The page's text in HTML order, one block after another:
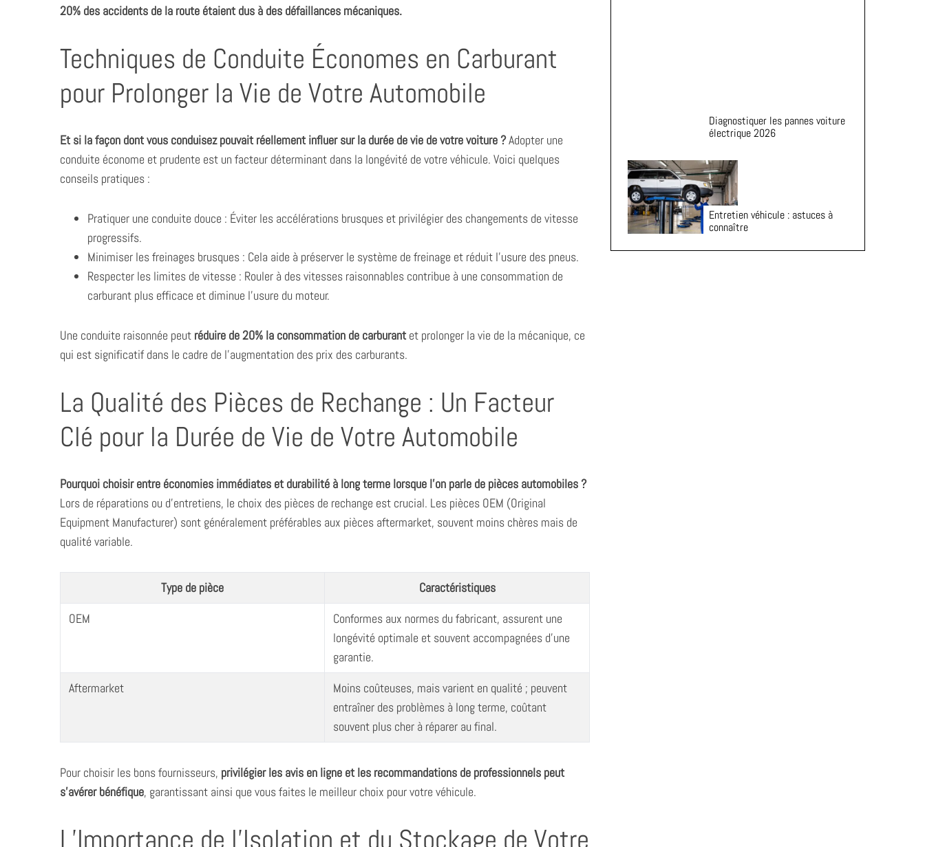
20% des accidents de la route étaient dus à des défaillances mécaniques.
Techniques de Conduite Économes en Carburant
pour Prolonger la Vie de Votre Automobile
Et si la façon dont vous conduisez pouvait réellement influer sur la durée de vie de votre voiture ?Adopter une
conduite économe et prudente est un facteur déterminant dans la longévité de votre véhicule. Voici quelques
conseils pratiques :
Pratiquer une conduite douce : Éviter les accélérations brusques et privilégier des changements de vitesse
progressifs.
Minimiser les freinages brusques : Cela aide à préserver le système de freinage et réduit l’usure des pneus.
Respecter les limites de vitesse : Rouler à des vitesses raisonnables contribue à une consommation de
carburant plus efficace et diminue l’usure du moteur.
Une conduite raisonnée peut réduire de 20% la consommation de carburant et prolonger la vie de la mécanique, ce
qui est significatif dans le cadre de l’augmentation des prix des carburants.
La Qualité des Pièces de Rechange : Un Facteur
Clé pour la Durée de Vie de Votre Automobile
Pourquoi choisir entre économies immédiates et durabilité à long terme lorsque l’on parle de pièces automobiles ?
Lors de réparations ou d’entretiens, le choix des pièces de rechange est crucial. Les pièces OEM (Original
Equipment Manufacturer) sont généralement préférables aux pièces aftermarket, souvent moins chères mais de
qualité variable.
Type de pièce
Caractéristiques
OEM
Conformes aux normes du fabricant, assurent une
longévité optimale et souvent accompagnées d’une
garantie.
Aftermarket
Moins coûteuses, mais varient en qualité ; peuvent
entraîner des problèmes à long terme, coûtant
souvent plus cher à réparer au final.
Pour choisir les bons fournisseurs, privilégier les avis en ligne et les recommandations de professionnels peut
s’avérer bénéfique, garantissant ainsi que vous faites le meilleur choix pour votre véhicule.
L’Importance de l’Isolation et du Stockage de Votre
Diagnostiquer les pannes voiture
électrique 2026
Entretien véhicule : astuces à
connaître